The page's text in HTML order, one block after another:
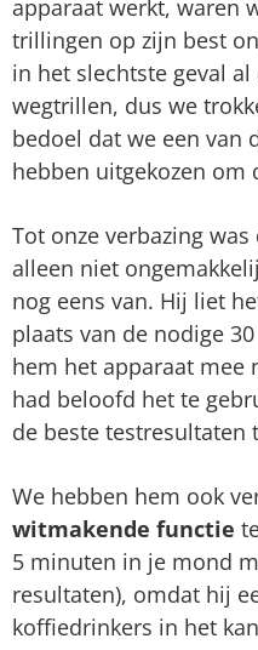
apparaat werkt, waren
trillingen op zijn best
in het slechtste geval
wegtrillen, dus we
bedoel dat we een van
hebben uitgekozen om
Tot onze verbazing
alleen niet
nog eens van. Hij liet
plaats van de nodige
hem het apparaat mee
had beloofd het te
de beste testresultaten
We hebben hem ook
witmakende functie
5 minuten in je mond
resultaten), omdat hij
koffiedrinkers in het